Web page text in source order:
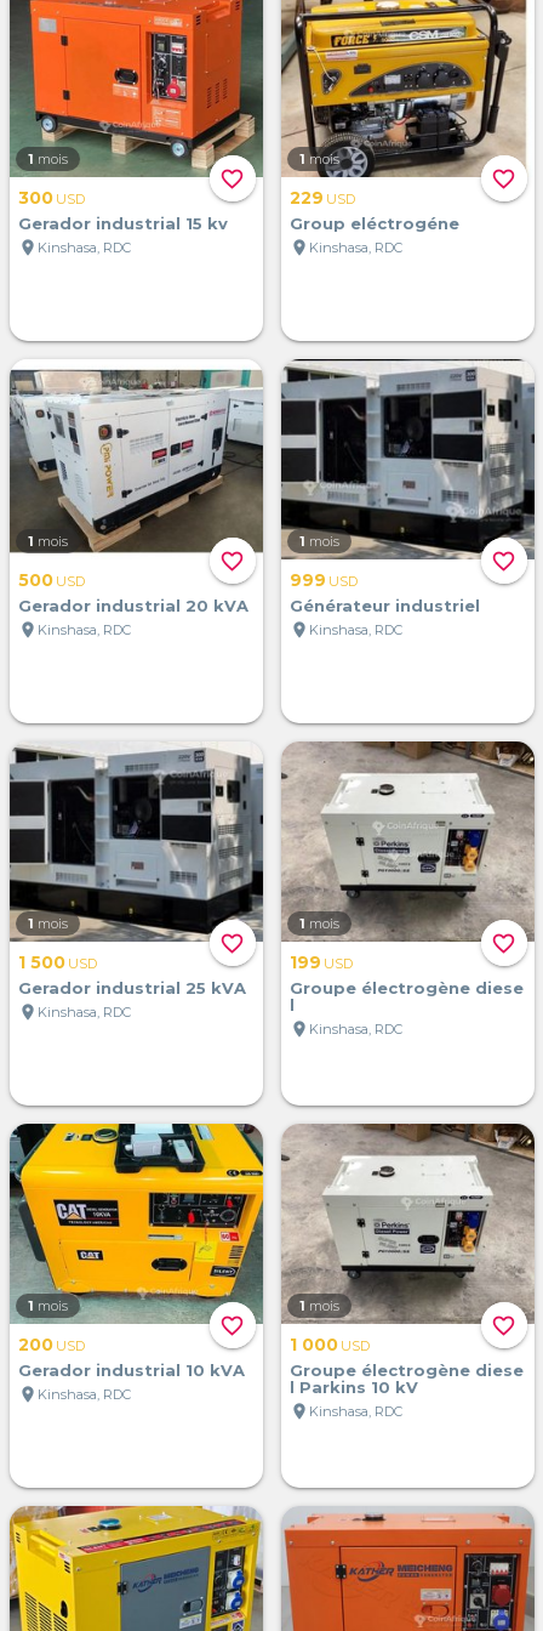
favorite_border
1 mois
300 USD
Gerador industrial 15 kv
location_on Kinshasa, RDC
favorite_border
1 mois
229 USD
Group eléctrogéne
location_on Kinshasa, RDC
favorite_border
1 mois
500 USD
Gerador industrial 20 kVA
location_on Kinshasa, RDC
favorite_border
1 mois
999 USD
Générateur industriel
location_on Kinshasa, RDC
favorite_border
1 mois
1 500 USD
Gerador industrial 25 kVA
location_on Kinshasa, RDC
favorite_border
1 mois
199 USD
Groupe électrogène diese
l
location_on Kinshasa, RDC
favorite_border
1 mois
200 USD
Gerador industrial 10 kVA
location_on Kinshasa, RDC
favorite_border
1 mois
1 000 USD
Groupe électrogène diese
l Parkins 10 kV
location_on Kinshasa, RDC